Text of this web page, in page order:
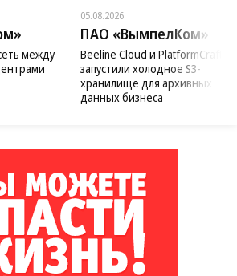
между
05.08.2026
ПАО «ВымпелКом»
Beeline Cloud и PlatformCraft
запустили холодное S3-
хранилище для архивных
данных бизнеса